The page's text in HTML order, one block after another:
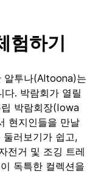
험하기
알투나(Altoona)는
다. 박람회가 열릴
박람회장(Iowa
현지인들을 만날
러보기가 쉽고,
전거 및 조깅 트레
독특한 컬렉션을